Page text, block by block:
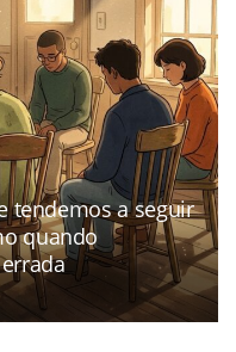
tendemos a seguir
quando